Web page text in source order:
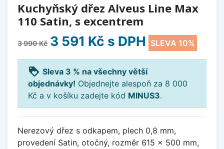
Kuchyňský dřez Alveus Line Max
110 Satin, s excentrem
3 990 Kč 3 591 Kč s DPH SLEVA 10%
loyalty Sleva 3 % na všechny větší
objednávky! Objednejte alespoň za 8 000
Kč a v košíku zadejte kód MINUS3.
Nerezový dřez s odkapem, plech 0,8 mm,
provedení Satin, otočný, rozměr 615 x 500 mm,